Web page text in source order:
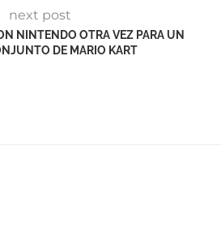
next post
NINTENDO OTRA VEZ PARA UN
DE MARIO KART